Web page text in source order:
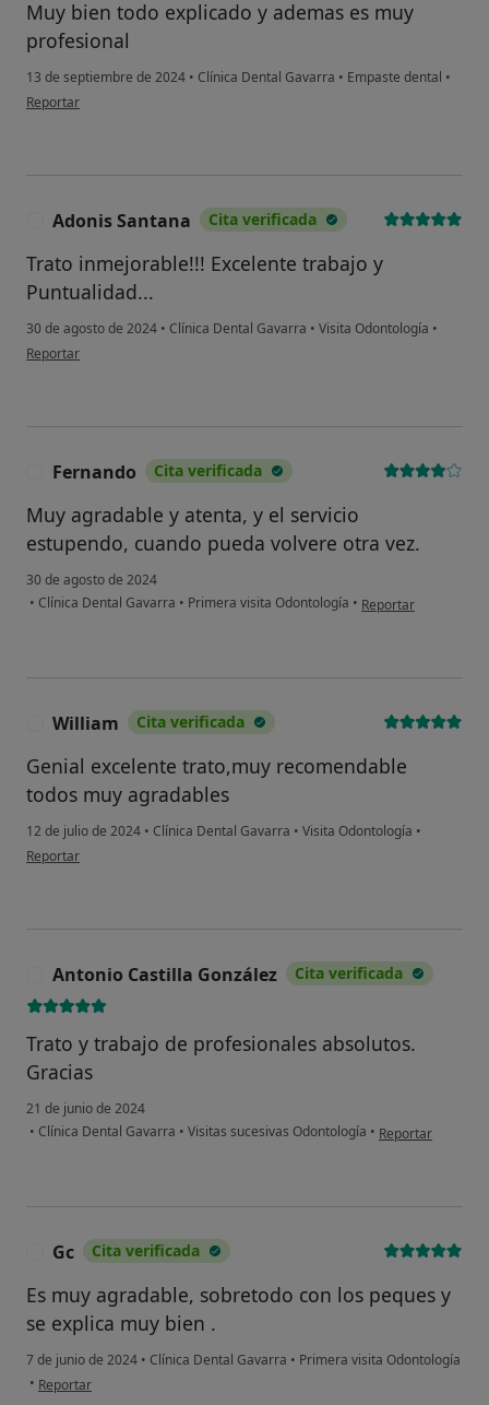
Muy bien todo explicado y ademas es muy
profesional
13 de septiembre de 2024 • Clínica Dental Gavarra • Empaste dental •
en opinión del usuario Grace
Reportar
Adonis Santana Cita verificada
Trato inmejorable!!! Excelente trabajo y
Puntualidad...
30 de agosto de 2024 • Clínica Dental Gavarra • Visita Odontología •
en opinión del usuario Adonis Santana
Reportar
Fernando Cita verificada
Muy agradable y atenta, y el servicio
estupendo, cuando pueda volvere otra vez.
30 de agosto de 2024
• Clínica Dental Gavarra • Primera visita Odontología • en opinión del
Reportar
William Cita verificada
Genial excelente trato,muy recomendable
todos muy agradables
12 de julio de 2024 • Clínica Dental Gavarra • Visita Odontología •
en opinión del usuario William
Reportar
Antonio Castilla González Cita verificada
Trato y trabajo de profesionales absolutos.
Gracias
21 de junio de 2024
• Clínica Dental Gavarra • Visitas sucesivas Odontología • en opinión del
Reportar
Gc Cita verificada
Es muy agradable, sobretodo con los peques y
se explica muy bien .
7 de junio de 2024 • Clínica Dental Gavarra • Primera visita Odontología
• en opinión del usuario Gc
Reportar